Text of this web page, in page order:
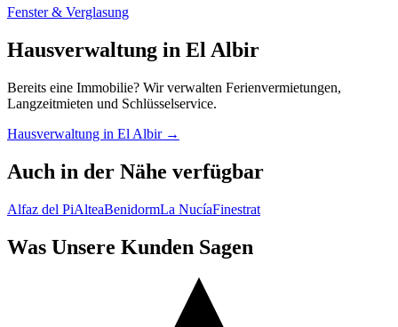
Fenster & Verglasung
Hausverwaltung in El Albir
Bereits eine Immobilie? Wir verwalten Ferienvermietungen,
Langzeitmieten und Schlüsselservice.
Hausverwaltung in El Albir →
Auch in der Nähe verfügbar
Alfaz del PiAlteaBenidormLa NucíaFinestrat
Was Unsere Kunden Sagen